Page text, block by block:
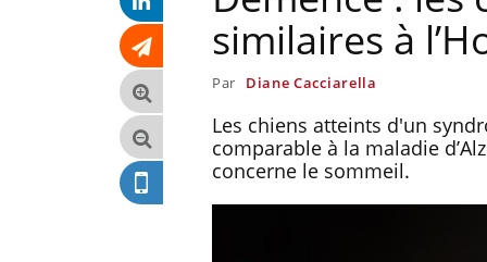
similaires à
Par Diane Cacciarella
Les chiens atteints d'un
comparable à la maladie
concerne le sommeil.